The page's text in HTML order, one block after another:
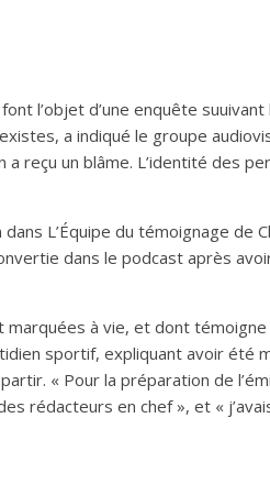
l’objet d’une enquête
a indiqué le groupe
reçu un blâme. L’identité des
L’Équipe du témoignage de
dans le podcast après
à vie, et dont témoigne
sportif, expliquant avoir été
« Pour la préparation de
rédacteurs en chef », et «